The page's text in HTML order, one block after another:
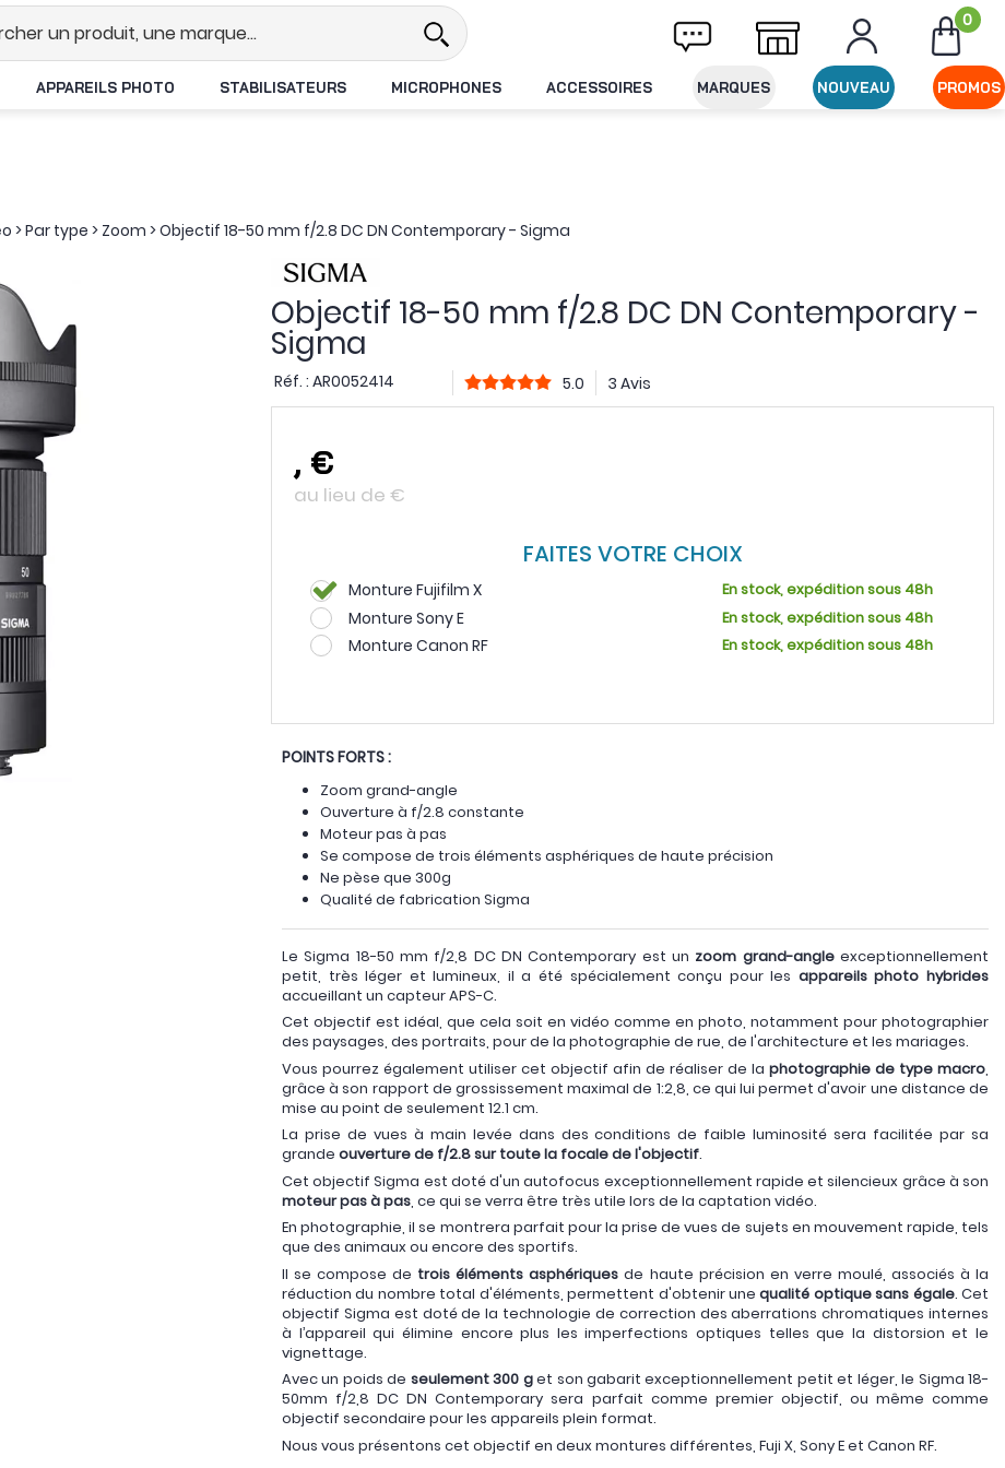
Livraison offerte dès 49€ d'achat 0
APPAREILS PHOTO STABILISATEURS MICROPHONES ACCESSOIRES MARQUES NOUVEAU PROMOS
>Par type > Zoom >Objectif 18-50 mm f/2.8 DC DN Contemporary - Sigma
Objectif 18-50 mm f/2.8 DC DN Contemporary -
Sigma
Réf. : AR0052414 5.0 3 Avis
, €
au lieu de €
FAITES VOTRE CHOIX
Monture Fujifilm X En stock, expédition sous 48h
Monture Sony E En stock, expédition sous 48h
Monture Canon RF En stock, expédition sous 48h
POINTS FORTS :
Zoom grand-angle
Ouverture à f/2.8 constante
Moteur pas à pas
Se compose de trois éléments asphériques de haute précision
Ne pèse que 300g
Qualité de fabrication Sigma
Le Sigma 18-50 mm f/2,8 DC DN Contemporary est un zoom grand-angleexceptionnellement
petit, très léger et lumineux, il a été spécialement conçu pour les appareils photo hybrides
accueillant un capteur APS-C.
Cet objectif est idéal, que cela soit en vidéo comme en photo, notamment pour photographier
des paysages, des portraits, pour de la photographie de rue, de l'architecture et les mariages.
Vous pourrez également utiliser cet objectif afin de réaliser de la photographie de type macro
grâce à son rapport de grossissement maximal de 1:2,8, ce qui lui permet d'avoir une distance de
mise au point de seulement 12.1 cm.
La prise de vues à main levée dans des conditions de faible luminosité sera facilitée par sa
grande ouverture de f/2.8 sur toute la focale de l'objectif.
Cet objectif Sigma est doté d'un autofocus exceptionnellement rapide et silencieux grâce à son
moteur pas à pas , ce qui se verra être très utile lors de la captation vidéo.
En photographie, il se montrera parfait pour la prise de vues de sujets en mouvement rapide, tels
que des animaux ou encore des sportifs.
Il se compose de trois éléments asphériques de haute précision en verre moulé, associés à la
réduction du nombre total d'éléments, permettent d'obtenir unequalité optique sans égale. Cet
objectif Sigma est doté de la technologie de correction des aberrations chromatiques internes
à l’appareil qui élimine encore plus les imperfections optiques telles que la distorsion et le
vignettage.
Avec un poids de seulement 300 get son gabarit exceptionnellement petit et léger, le Sigma 18-
50mm f/2,8 DC DN Contemporary sera parfait comme premier objectif, ou même comme
objectif secondaire pour les appareils plein format.
Nous vous présentons cet objectif en deux montures différentes, Fuji X, Sony E et Canon RF.